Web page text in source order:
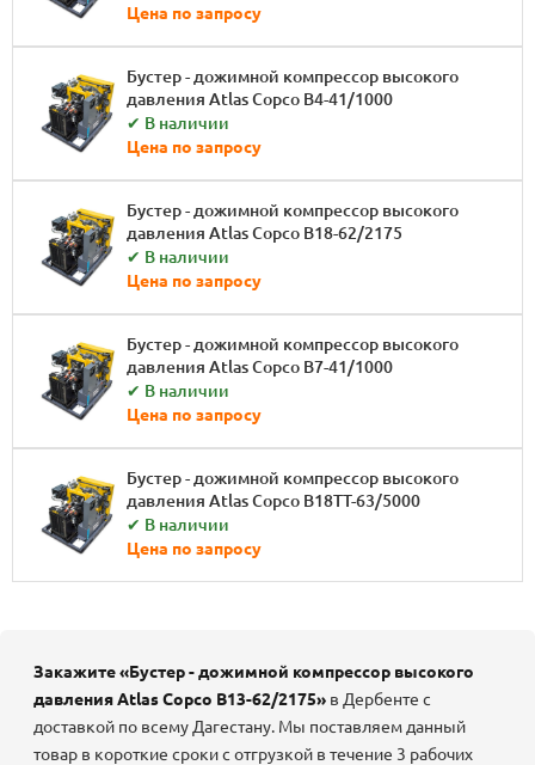
Цена по запросу
Бустер - дожимной компрессор высокого
давления Atlas Copco B4-41/1000
✔ В наличии
Цена по запросу
Бустер - дожимной компрессор высокого
давления Atlas Copco B18-62/2175
✔ В наличии
Цена по запросу
Бустер - дожимной компрессор высокого
давления Atlas Copco B7-41/1000
✔ В наличии
Цена по запросу
Бустер - дожимной компрессор высокого
давления Atlas Copco B18TT-63/5000
✔ В наличии
Цена по запросу
Закажите «Бустер - дожимной компрессор высокого
давления Atlas Copco B13-62/2175» в Дербенте с
доставкой по всему Дагестану. Мы поставляем данный
товар в короткие сроки с отгрузкой в течение 3 рабочих